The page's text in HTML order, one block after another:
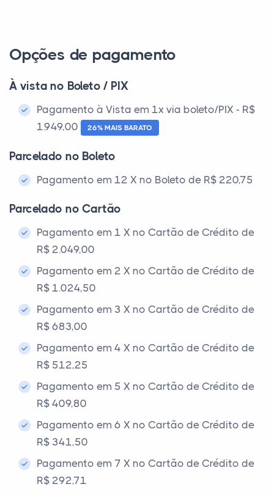
Opções de pagamento
À vista no Boleto / PIX
Pagamento à Vista em 1x via boleto/PIX - R$
1.949,00
26% MAIS BARATO
Parcelado no Boleto
Pagamento em 12 X no Boleto de R$ 220,75
Parcelado no Cartão
Pagamento em 1 X no Cartão de Crédito de
R$ 2.049,00
Pagamento em 2 X no Cartão de Crédito de
R$ 1.024,50
Pagamento em 3 X no Cartão de Crédito de
R$ 683,00
Pagamento em 4 X no Cartão de Crédito de
R$ 512,25
Pagamento em 5 X no Cartão de Crédito de
R$ 409,80
Pagamento em 6 X no Cartão de Crédito de
R$ 341,50
Pagamento em 7 X no Cartão de Crédito de
R$ 292,71